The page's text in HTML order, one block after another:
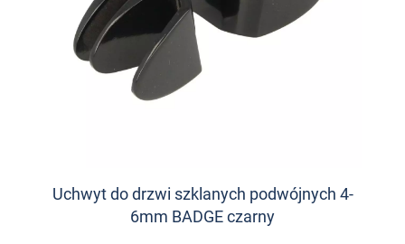
Uchwyt do drzwi szklanych podwójnych 4-
6mm BADGE czarny